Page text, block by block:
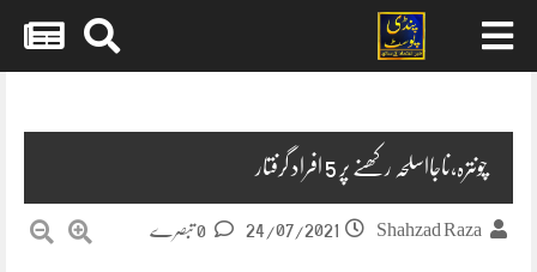
چونترہ،ناجااسلحہ رکھنے پر 5 افراد گرفتار
Shahzad Raza
24/07/2021